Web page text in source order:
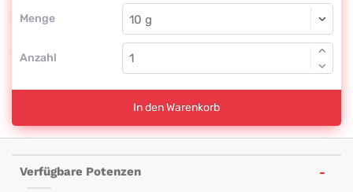
Menge
Globuli
Anzahl
In den Warenkorb
Verfügbare Potenzen